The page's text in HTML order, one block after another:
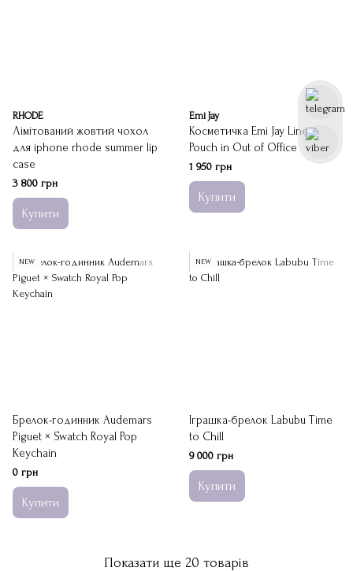
RHODE
Лімітований жовтий чохол
для iphone rhode summer lip
case
3 800 грн
Купити
Emi Jay
Косметичка Emi Jay Linen
Pouch in Out of Office
1 950 грн
Купити
NEW
Брелок-годинник Audemars
Piguet × Swatch Royal Pop
Keychain
0 грн
Купити
NEW
Іграшка-брелок Labubu Time
to Chill
9 000 грн
Купити
Показати ще 20 товарів